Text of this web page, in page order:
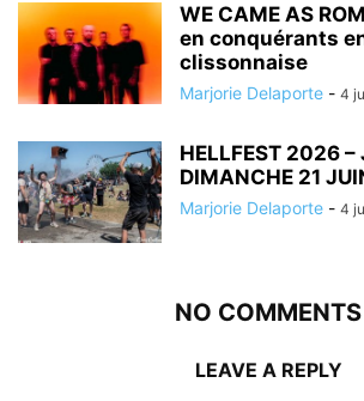
WE CAME AS
en conquérants
clissonnaise
Marjorie Delaporte - 4
HELLFEST 2026 –
DIMANCHE 21
Marjorie Delaporte - 4
NO COMMENTS
LEAVE A REPLY